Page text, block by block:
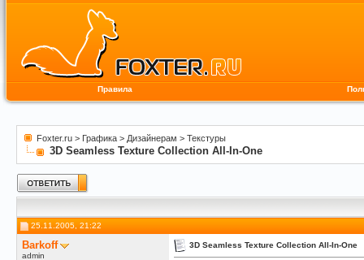
Правила
Foxter.ru > Графика > Дизайнерам > Текстуры
3D Seamless Texture Collection All-In-One
25.11.2005, 21:22
Barkoff
admin
3D Seamless Texture Collection All-In-One